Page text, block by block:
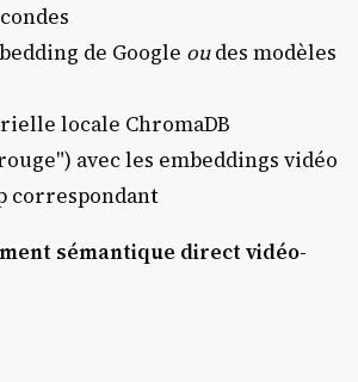
de Google oudes modèles
locale ChromaDB
avec les embeddings vidéo
correspondant
sémantique direct vidéo-